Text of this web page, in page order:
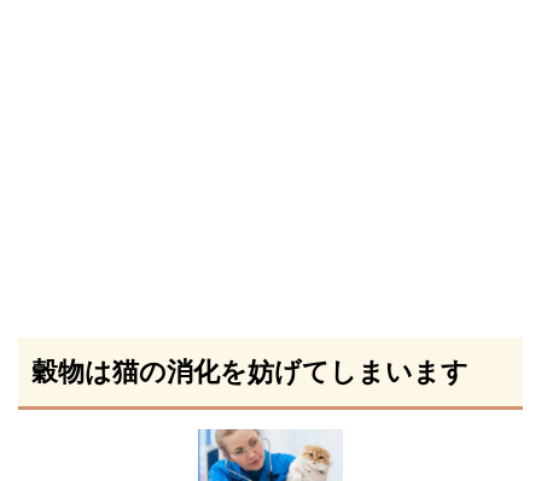
穀物は猫の消化を妨げてしまいます